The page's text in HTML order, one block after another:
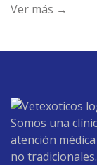
Ver más →
Somos una
atención
no tradicionales.